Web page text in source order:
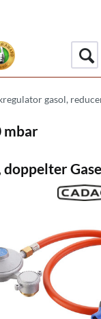
gasol,
mbar
doppelter